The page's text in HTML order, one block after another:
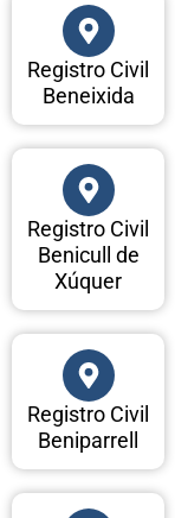
Registro Civil
Beneixida
Registro Civil
Benicull de
Xúquer
Registro Civil
Beniparrell